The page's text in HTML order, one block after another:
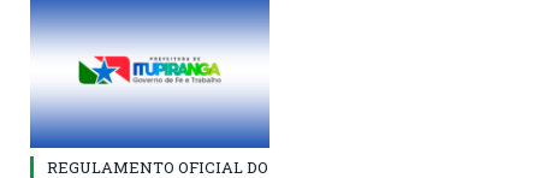
REGULAMENTO OFICIAL DO